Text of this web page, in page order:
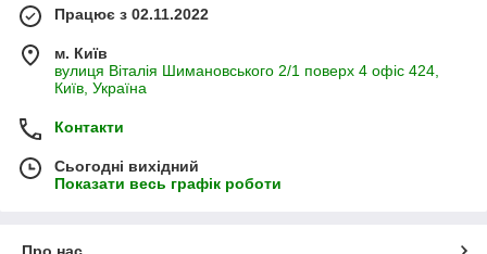
Працює з 02.11.2022
м. Київ
вулиця Віталія Шимановського 2/1 поверх 4 офіс 424,
Київ, Україна
Контакти
Сьогодні вихідний
Показати весь графік роботи